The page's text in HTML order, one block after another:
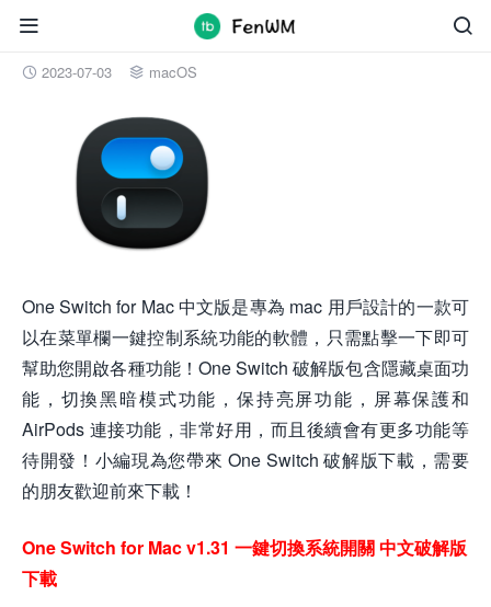


One Switch for Mac v1.31 繁體中文破解版下載
 2023-07-03  macOS
One Switch for Mac 中文版是專為 mac 用戶設計的一款可
以在菜單欄一鍵控制系統功能的軟體，只需點擊一下即可
幫助您開啟各種功能！One Switch 破解版包含隱藏桌面功
能，切換黑暗模式功能，保持亮屏功能，屏幕保護和
AirPods 連接功能，非常好用，而且後續會有更多功能等
待開發！小編現為您帶來 One Switch 破解版下載，需要
的朋友歡迎前來下載！
One Switch for Mac v1.31 一鍵切換系統開關 中文破解版
下載